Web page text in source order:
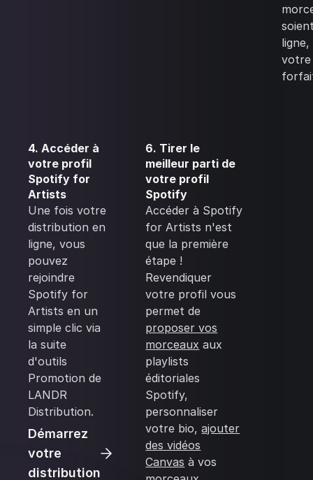
votre
4. Accéder à
votre profil
Spotify for
Artists
Une fois votre
distribution en
ligne, vous
pouvez
rejoindre
Spotify for
Artists en un
simple clic via
la suite
d'outils
Promotion de
LANDR
Distribution.
Démarrez
votre
distribution
6. Tirer le
meilleur parti de
votre profil
Spotify
Accéder à Spotify
for Artists n'est
que la première
étape !
Revendiquer
votre profil vous
permet de
proposer vos
morceaux aux
playlists
éditoriales
Spotify,
personnaliser
votre bio,ajouter
des vidéos
Canvas à vos